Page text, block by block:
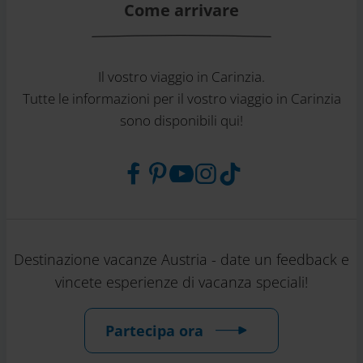
Come arrivare
Il vostro viaggio in Carinzia.
Tutte le informazioni per il vostro viaggio in Carinzia
sono disponibili qui!
Destinazione vacanze Austria - date un feedback e
vincete esperienze di vacanza speciali!
Partecipa ora